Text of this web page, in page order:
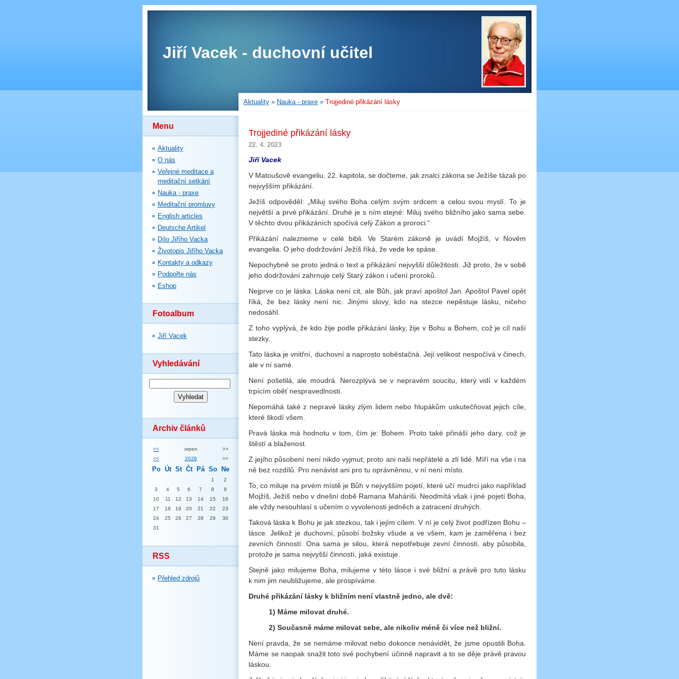
Jiří Vacek - duchovní učitel
Menu
Aktuality
O nás
Veřejné meditace a
meditační setkání
Nauka - praxe
Meditační promluvy
English articles
Deutsche Artikel
Dílo Jiřího Vacka
Životopis Jiřího Vacka
Kontakty a odkazy
Podpořte nás
Eshop
Fotoalbum
Jiří Vacek
Vyhledávání
Archiv článků
<< srpen
>>
<<
2026 >>
Po Út St Čt Pá So Ne
1
2
3
4 5 6 7 8
9
10
11 12 13 14 15
16
17
18 19 20 21 22
23
24
25 26 27 28 29
30
31
RSS
Přehled zdrojů
Aktuality » Nauka - praxe » Trojjediné přikázání lásky
Trojjediné přikázání lásky
22. 4. 2023
Jiří Vacek
V Matoušově evangeliu, 22. kapitola, se dočteme, jak znalci zákona se Ježíše tázali po
nejvyšším přikázání.
Ježíš odpověděl: „Miluj svého Boha celým svým srdcem a celou svou myslí. To je
největší a prvé přikázání. Druhé je s ním stejné: Miluj svého bližního jako sama sebe.
V těchto dvou přikázáních spočívá celý Zákon a proroci.“
Přikázání nalezneme v celé bibli. Ve Starém zákoně je uvádí Mojžíš, v Novém
evangelia. O jeho dodržování Ježíš říká, že vede ke spáse.
Nepochybně se proto jedná o text a přikázání nejvyšší důležitosti. Již proto, že v sobě
jeho dodržování zahrnuje celý Starý zákon i učení proroků.
Nejprve co je láska. Láska není cit, ale Bůh, jak praví apoštol Jan. Apoštol Pavel opět
říká, že bez lásky není nic. Jinými slovy, kdo na stezce nepěstuje lásku, ničeho
nedosáhl.
Z toho vyplývá, že kdo žije podle přikázání lásky, žije v Bohu a Bohem, což je cíl naší
stezky.
Tato láska je vnitřní, duchovní a naprosto soběstačná. Její velikost nespočívá v činech,
ale v ní samé.
Není pošetilá, ale moudrá. Nerozplývá se v nepravém soucitu, který vidí v každém
trpícím oběť nespravedlnosti.
Nepomáhá také z nepravé lásky zlým lidem nebo hlupákům uskutečňovat jejich cíle,
které škodí všem.
Pravá láska má hodnotu v tom, čím je: Bohem. Proto také přináší jeho dary, což je
štěstí a blaženost.
Z jejího působení není nikdo vyjmut; proto ani naši nepřátelé a zlí lidé. Míří na vše i na
ně bez rozdílů. Pro nenávist ani pro tu oprávněnou, v ní není místo.
To, co miluje na prvém místě je Bůh v nejvyšším pojetí, které učí mudrci jako například
Mojžíš, Ježíš nebo v dnešní době Ramana Maháriši. Neodmítá však i jiné pojetí Boha,
ale vždy nesouhlasí s učením o vyvolenosti jedněch a zatracení druhých.
Taková láska k Bohu je jak stezkou, tak i jejím cílem. V ní je celý život podřízen Bohu –
lásce. Jelikož je duchovní, působí božsky všude a ve všem, kam je zaměřena i bez
zevních činností. Ona sama je silou, která nepotřebuje zevní činnosti, aby působila,
protože je sama nejvyšší činností, jaká existuje.
Stejně jako milujeme Boha, milujeme v této lásce i své bližní a právě pro tuto lásku
k nim jim neubližujeme, ale prospíváme.
Druhé přikázání lásky k bližním není vlastně jedno, ale dvě:
1) Máme milovat druhé.
2) Současně máme milovat sebe, ale nikoliv méně či více než bližní.
Není pravda, že se nemáme milovat nebo dokonce nenávidět, že jsme opustili Boha.
Máme se naopak snažit toto své pochybení účinně napravit a to se děje právě pravou
láskou.